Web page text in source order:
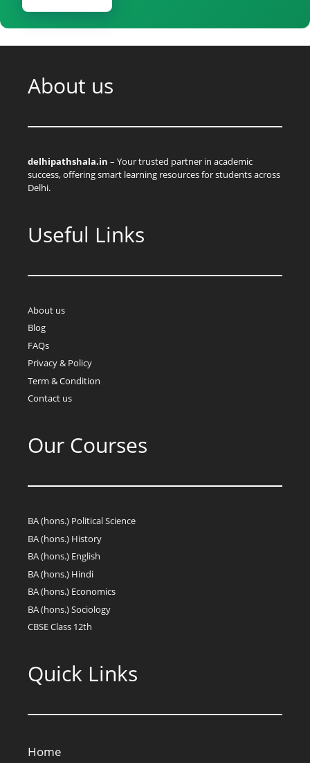
About us
delhipathshala.in – Your trusted partner in academic
success, offering smart learning resources for students across
Delhi.
Useful Links
About us
Blog
FAQs
Privacy & Policy
Term & Condition
Contact us
Our Courses
BA (hons.) Political Science
BA (hons.) History
BA (hons.) English
BA (hons.) Hindi
BA (hons.) Economics
BA (hons.) Sociology
CBSE Class 12th
Quick Links
Home